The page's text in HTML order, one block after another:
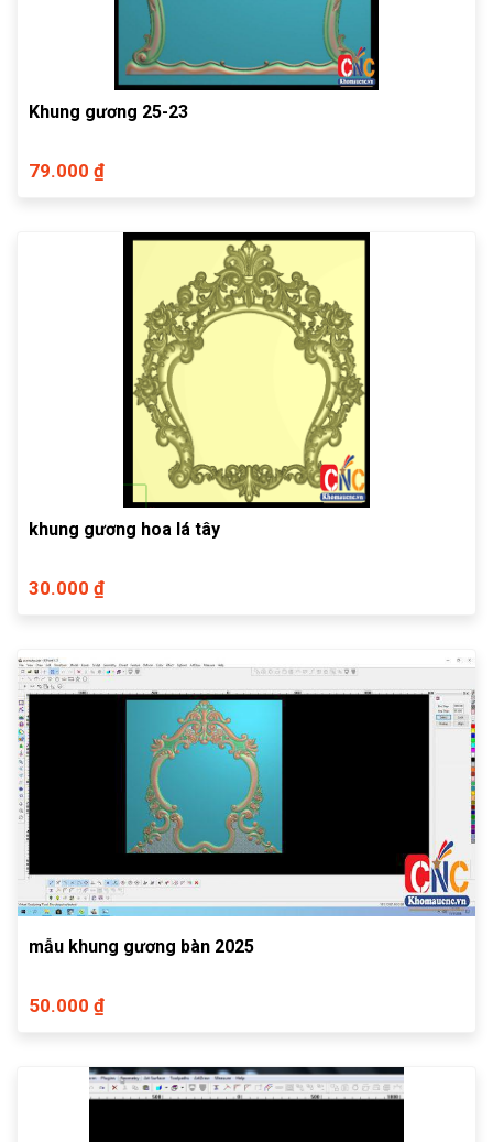
Khung gương 25-23
79.000 ₫
khung gương hoa lá tây
30.000 ₫
mẫu khung gương bàn 2025
50.000 ₫